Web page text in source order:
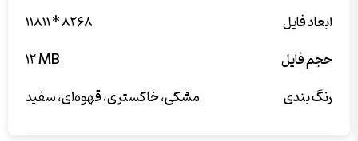
ابعاد فایل
۱۱۸۱۱ * ۸۲۶۸
حجم فایل
۱۲ MB
رنگ بندی
مشکی، خاکستری، قهوه‌ای، سفید